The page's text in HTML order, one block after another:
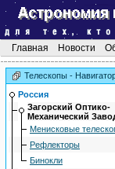
Главная Новости
Телескопы -
Россия
Загоpский Оптико-
Механический
Mенисковые
Рефлекторы
Бинокли